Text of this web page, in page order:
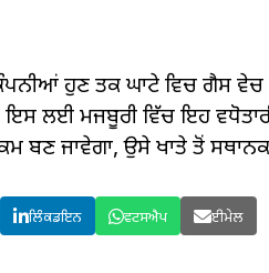
ਹੁਣ ਤਕ ਘਾਟੇ ਵਿਚ ਗੈਸ ਵੇਚ
ਮਜਬੂਰੀ ਵਿੱਚ ਇਹ ਵਧੋਤਾਰੀ
ਬਣ ਜਾਵੇਗਾ, ਉਸੇ ਖਾਤੇ ਤੋਂ ਸਥਾਨਕ
ਲਿੰਕਡਇਨ ਵਟਸਐਪ ਈਮੇਲ